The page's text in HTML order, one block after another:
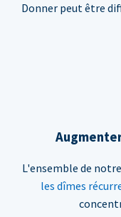
Donner peut être
L'ensemble de
les dîmes